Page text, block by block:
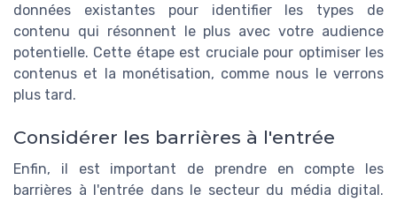
données existantes pour identifier les types de
contenu qui résonnent le plus avec votre audience
potentielle. Cette étape est cruciale pour optimiser les
contenus et la monétisation, comme nous le verrons
plus tard.
Considérer les barrières à l'entrée
Enfin, il est important de prendre en compte les
barrières à l'entrée dans le secteur du média digital.